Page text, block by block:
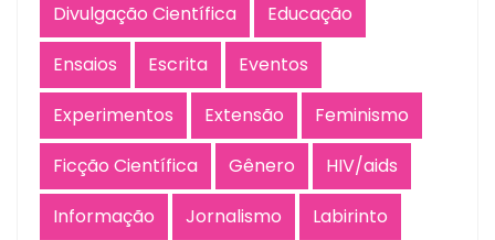
Divulgação Científica
Educação
Ensaios
Escrita
Eventos
Experimentos
Extensão
Feminismo
Ficção Científica
Gênero
HIV/aids
Informação
Jornalismo
Labirinto